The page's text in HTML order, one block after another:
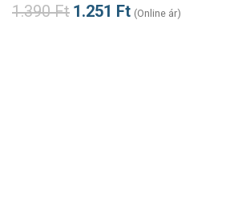
1.390Ft 1.251 Ft (Online ár)